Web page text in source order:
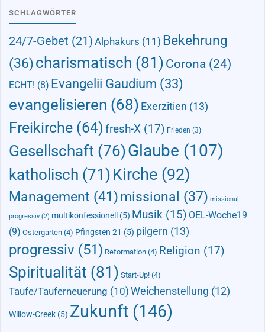
SCHLAGWÖRTER
24/7-Gebet (21) Alphakurs (11) Bekehrung
(36)charismatisch (81) Corona (24)
ECHT! (8) Evangelii Gaudium (33)
evangelisieren (68) Exerzitien (13)
Freikirche (64) fresh-X (17) Frieden (3)
Gesellschaft (76)Glaube (107)
katholisch (71) Kirche (92)
Management (41)missional (37) missional.
progressiv (2) multikonfessionell (5) Musik (15) OEL-Woche19
(9) Ostergarten (4) Pfingsten 21 (5) pilgern (13)
progressiv (51) Reformation (4) Religion (17)
Spiritualität (81) Start-Up! (4)
Taufe/Tauferneuerung (10) Weichenstellung (12)
Willow-Creek (5) Zukunft (146)